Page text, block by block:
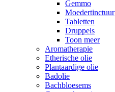
Gemmo
Moedertinctuur
Tabletten
Druppels
Toon meer
Aromatherapie
Etherische olie
Plantaardige olie
Badolie
Bachbloesems